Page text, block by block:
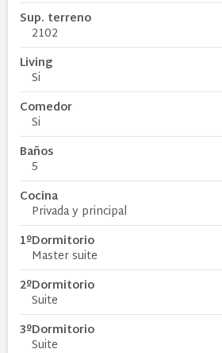
Sup. terreno
2102
Living
Si
Comedor
Si
Baños
5
Cocina
Privada y principal
1ºDormitorio
Master suite
2ºDormitorio
Suite
3ºDormitorio
Suite